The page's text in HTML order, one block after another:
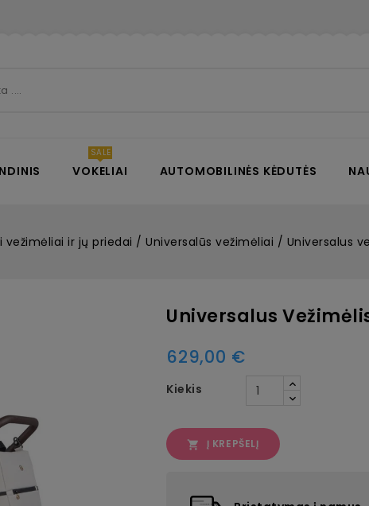
VOKELIAI AUTOMOBILINĖS KĖDUTĖS
vežimėliai ir jų priedai Universalūs vežimėliai Universalus
Universalus
629,00 €
Kiekis
 Į KREPŠELĮ